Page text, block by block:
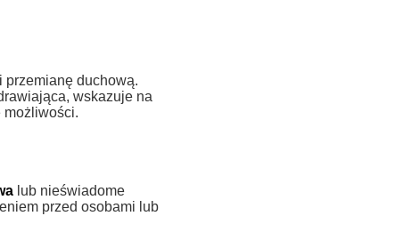
i przemianę duchową.
wskazuje na
możliwości.
lub nieświadome
przed osobami lub